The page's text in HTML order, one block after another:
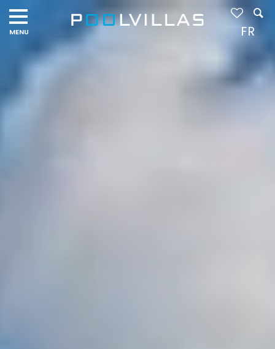
FR
Navigation
menu